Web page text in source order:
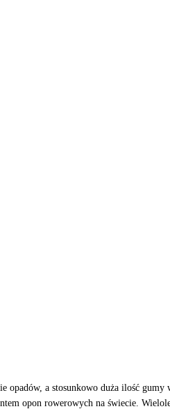
a stosunkowo duża ilość gumy
opon rowerowych na świecie.